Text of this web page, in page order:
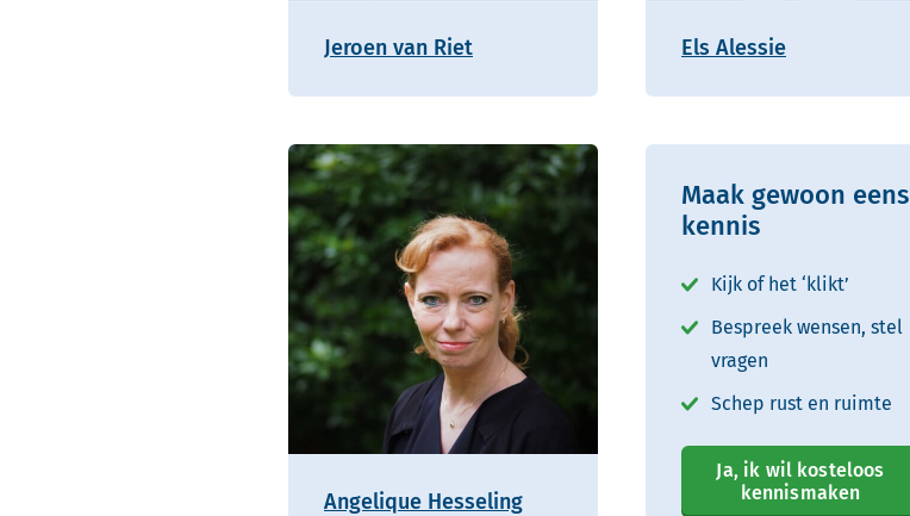
Jeroen van Riet Els Alessie
Angelique Hesseling
Maak gewoon eens
kennis
Kijk of het ‘klikt’
Bespreek wensen, stel
vragen
Schep rust en ruimte
Ja, ik wil kosteloos
kennismaken